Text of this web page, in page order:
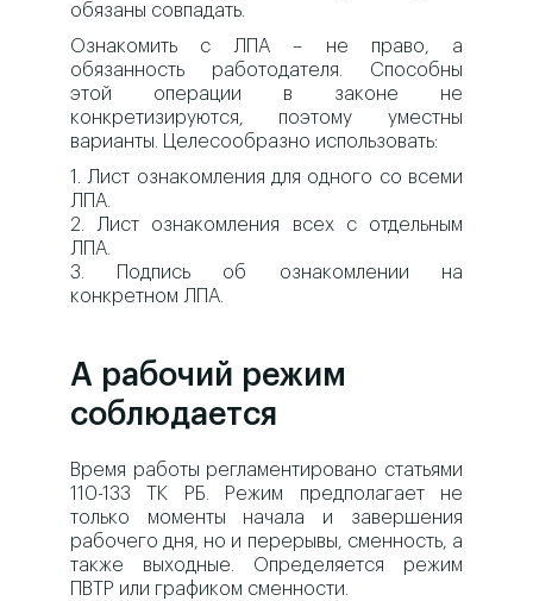
обязаны совпадать.
Ознакомить с ЛПА – не право, а
обязанность работодателя. Способны
этой операции в законе не
конкретизируются, поэтому уместны
варианты. Целесообразно использовать:
1. Лист ознакомления для одного со всеми
ЛПА.
2. Лист ознакомления всех с отдельным
ЛПА.
3. Подпись об ознакомлении на
конкретном ЛПА.
А рабочий режим
соблюдается
Время работы регламентировано статьями
110-133 ТК РБ. Режим предполагает не
только моменты начала и завершения
рабочего дня, но и перерывы, сменность, а
также выходные. Определяется режим
ПВТР или графиком сменности.